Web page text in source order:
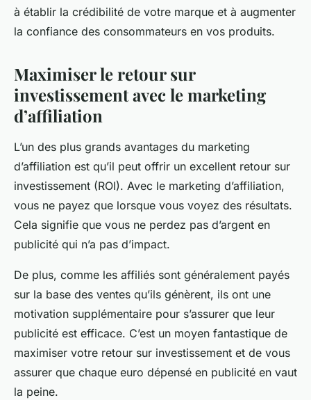
à établir la crédibilité de votre marque et à augmenter
la confiance des consommateurs en vos produits.
Maximiser le retour sur
investissement avec le marketing
d’affiliation
L’un des plus grands avantages du marketing
d’affiliation est qu’il peut offrir un excellent retour sur
investissement (ROI). Avec le marketing d’affiliation,
vous ne payez que lorsque vous voyez des résultats.
Cela signifie que vous ne perdez pas d’argent en
publicité qui n’a pas d’impact.
De plus, comme les affiliés sont généralement payés
sur la base des ventes qu’ils génèrent, ils ont une
motivation supplémentaire pour s’assurer que leur
publicité est efficace. C’est un moyen fantastique de
maximiser votre retour sur investissement et de vous
assurer que chaque euro dépensé en publicité en vaut
la peine.